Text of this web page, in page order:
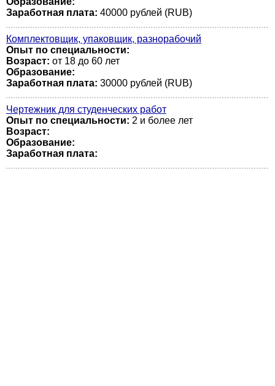
Заработная плата: 40000 рублей (RUB)
Комплектовщик, упаковщик, разнорабочий
Опыт по специальности:
Возраст: от 18 до 60 лет
Образование:
Заработная плата: 30000 рублей (RUB)
Чертежник для студенческих работ
Опыт по специальности: 2 и более лет
Возраст:
Образование:
Заработная плата: